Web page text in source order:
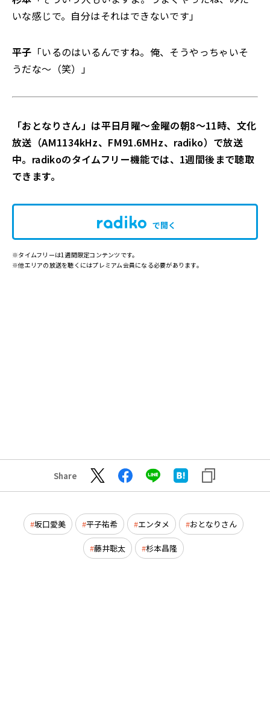
いな感じで。自分はそれはできないです」
平子 「いるのはいるんですね。俺、そうやっちゃいそ
うだな～（笑）」
「おとなりさん」は平日月曜～金曜の朝8～11時、文化
放送（AM1134kHz、FM91.6MHz、radiko）で放送
中。radikoのタイムフリー機能では、1週間後まで聴取
できます。
で開く
※タイムフリーは1週間限定コンテンツです。
※他エリアの放送を聴くにはプレミアム会員になる必要があります。
Share
坂口愛美 平子祐希 エンタメ おとなりさん
藤井聡太 杉本昌隆